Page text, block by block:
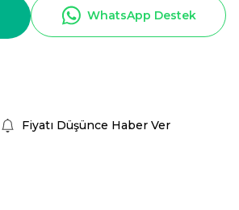
WhatsApp Destek
Fiyatı Düşünce Haber Ver